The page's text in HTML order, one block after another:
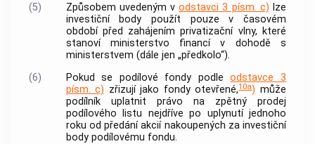
(5)
Způsobem uvedeným vodstavci 3 písm. c) lze
investiční body použít pouze v časovém
období před zahájením privatizační vlny, které
stanoví ministerstvo financí v dohodě s
ministerstvem (dále jen „předkolo“).
(6)
Pokud se podílové fondy podleodstavce 3
písm. c) zřizují jako fondy otevřené,10a) může
podílník uplatnit právo na zpětný prodej
podílového listu nejdříve po uplynutí jednoho
roku od předání akcií nakoupených za investiční
body podílovému fondu.